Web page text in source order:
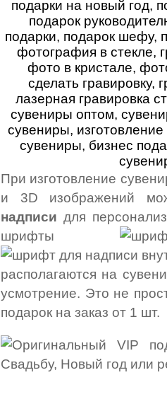
При изготовление
и 3D изображений
надписи для
шрифты
располагаются на
усмотрение. Это не
подарок на заказ от 1 шт.